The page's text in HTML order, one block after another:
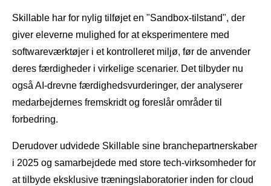
Skillable har for nylig tilføjet en "Sandbox-tilstand", der
giver eleverne mulighed for at eksperimentere med
softwareværktøjer i et kontrolleret miljø, før de anvender
deres færdigheder i virkelige scenarier. Det tilbyder nu
også AI-drevne færdighedsvurderinger, der analyserer
medarbejdernes fremskridt og foreslår områder til
forbedring.
Derudover udvidede Skillable sine branchepartnerskaber
i 2025 og samarbejdede med store tech-virksomheder for
at tilbyde eksklusive træningslaboratorier inden for cloud